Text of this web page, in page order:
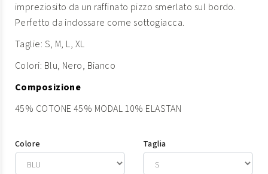
impreziosito da un raffinato pizzo smerlato sul bordo.
Perfetto da indossare come sottogiacca.
Taglie: S, M, L, XL
Colori: Blu, Nero, Bianco
Composizione
45% COTONE 45% MODAL 10% ELASTAN
Colore Taglia